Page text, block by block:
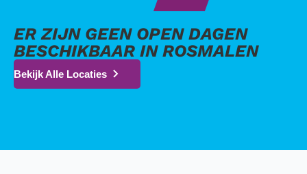
ER ZIJN GEEN OPEN DAGEN
BESCHIKBAAR IN ROSMALEN
Bekijk Alle Locaties